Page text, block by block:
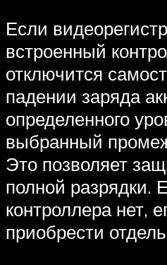
Если
встроенный
отключится
падении заряда
определенного
выбранный
Это позволяет
полной разрядки.
контроллера нет,
приобрести